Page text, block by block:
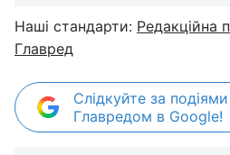
Наші стандарти: Редакційна
Главред
Слідкуйте за
Главредом в Google!